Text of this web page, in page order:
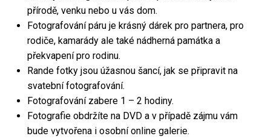
přírodě, venku nebo u vás dom.
Fotografování páru je krásný dárek pro partnera, pro
rodiče, kamarády ale také nádherná památka a
překvapení pro rodinu.
Rande fotky jsou úžasnou šancí, jak se připravit na
svatební fotografování.
Fotografování zabere 1 – 2 hodiny.
Fotografie obdržíte na DVD a v případě zájmu vám
bude vytvořena i osobní online galerie.